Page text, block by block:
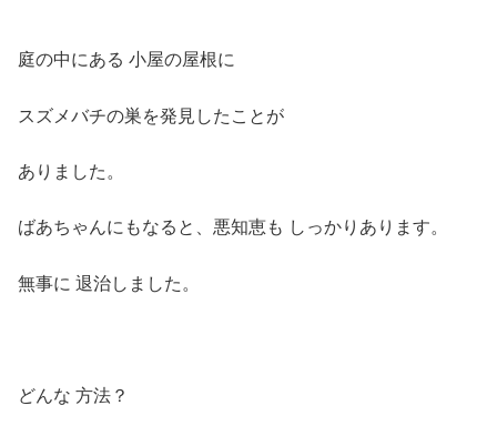
庭の中にある 小屋の屋根に
スズメバチの巣を発見したことが
ありました。
ばあちゃんにもなると、悪知恵も しっかりあります。
無事に 退治しました。
どんな 方法？